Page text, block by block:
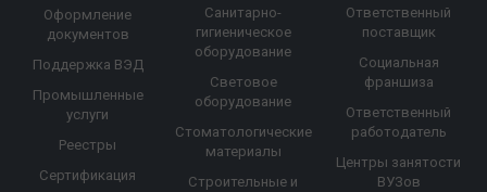
Оформление
документов
Поддержка ВЭД
Промышленные
услуги
Реестры
Сертификация
Санитарно-
гигиеническое
оборудование
Световое
оборудование
Стоматологические
материалы
Строительные и
Ответственный
поставщик
Социальная
франшиза
Ответственный
работодатель
Центры занятости
ВУЗов